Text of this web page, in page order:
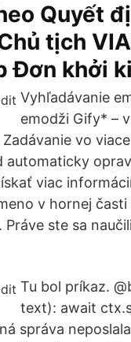
Quyết
tịch
Đơn khởi
Vyhľadávanie
emodži Gify* –
vo
automaticky
viac
v hornej
ste sa
Tu bol príkaz.
text): await
správa